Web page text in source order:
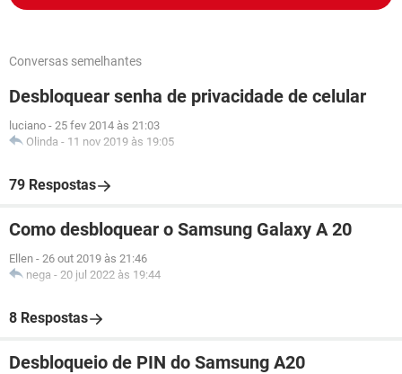
Conversas semelhantes
Desbloquear senha de privacidade de celular
luciano - 25 fev 2014 às 21:03
Olinda - 11 nov 2019 às 19:05
79 Respostas
Como desbloquear o Samsung Galaxy A 20
Ellen - 26 out 2019 às 21:46
nega - 20 jul 2022 às 19:44
8 Respostas
Desbloqueio de PIN do Samsung A20